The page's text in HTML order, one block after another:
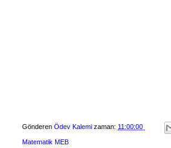
Gönderen Ödev Kalemi zaman: 11:00:00
Matematik MEB